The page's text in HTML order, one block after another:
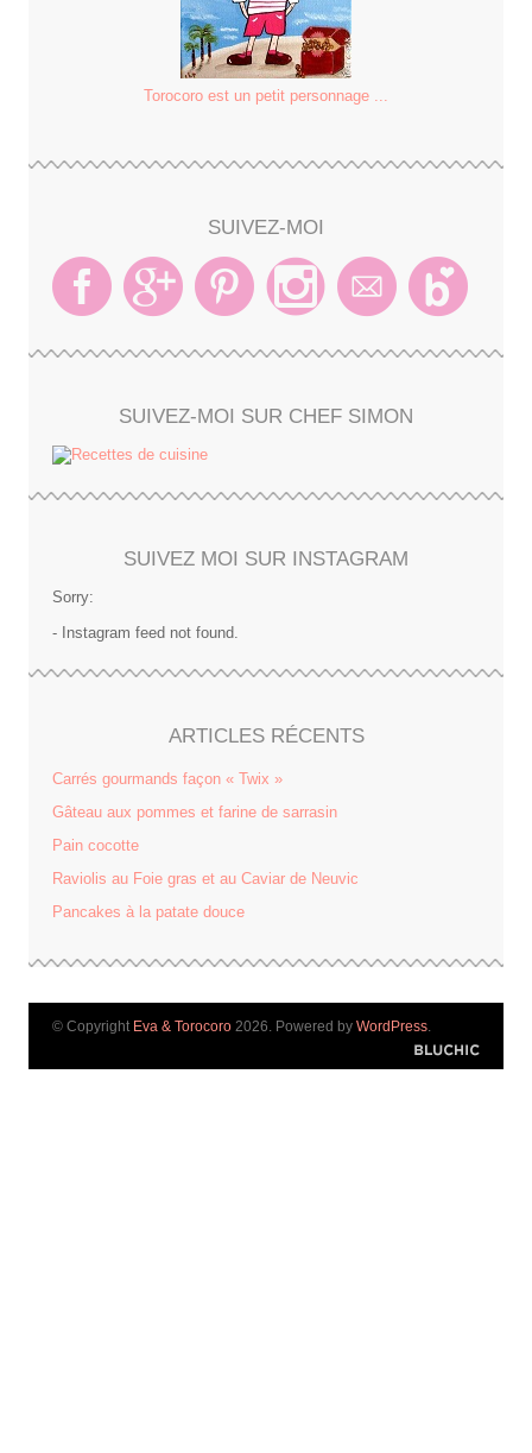
Torocoro est un petit personnage ...
SUIVEZ-MOI
SUIVEZ-MOI SUR CHEF SIMON
SUIVEZ MOI SUR INSTAGRAM
Sorry:
- Instagram feed not found.
ARTICLES RÉCENTS
Carrés gourmands façon « Twix »
Gâteau aux pommes et farine de sarrasin
Pain cocotte
Raviolis au Foie gras et au Caviar de Neuvic
Pancakes à la patate douce
© Copyright Eva & Torocoro 2026. Powered by WordPress.